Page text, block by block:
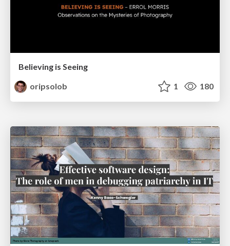
Believing is Seeing
oripsolob
1 180